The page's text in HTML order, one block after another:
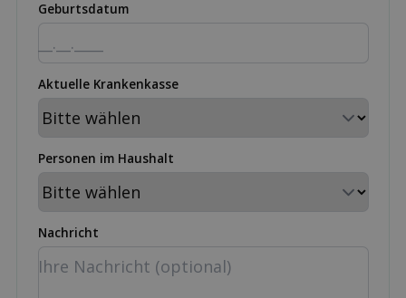
Geburtsdatum
Aktuelle Krankenkasse
Personen im Haushalt
Nachricht